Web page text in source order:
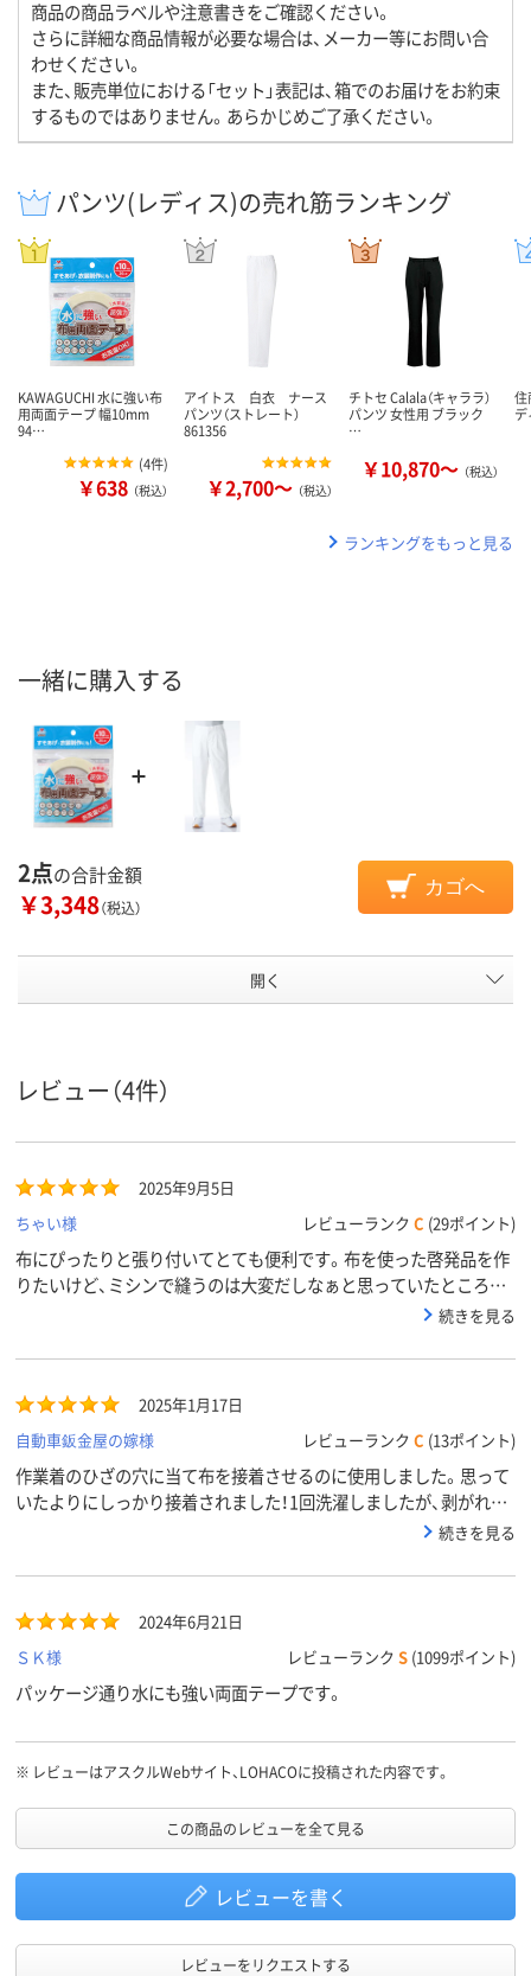
商品の商品ラベルや注意書きをご確認ください。
さらに詳細な商品情報が必要な場合は、メーカー等にお問い合
わせください。
また、販売単位における「セット」表記は、箱でのお届けをお約束
するものではありません。あらかじめご了承ください。
パンツ(レディス)の売れ筋ランキング
KAWAGUCHI 水に強い布
用両面テープ 幅10mm
94…
(4件)
￥638 （税込）
アイトス 白衣 ナース
パンツ（ストレート）
861356
￥2,700～ （税込）
チトセ Calala（キャララ）
パンツ 女性用 ブラック
…
￥10,870～ （税込）
住
ランキングをもっと見る
一緒に購入する
2点の合計金額
￥3,348（税込）
カゴへ
開く
レビュー（4件）
2025年9月5日
ちゃい様
レビューランク C (29ポイント)
布にぴったりと張り付いてとても便利です。布を使った啓発品を作
りたいけど、ミシンで縫うのは大変だしなぁと思っていたところこ
の商品を見つけました。まだ洗濯はしていませんが、思いっきり引
続きを見る
2025年1月17日
自動車鈑金屋の嫁様
レビューランク C (13ポイント)
作業着のひざの穴に当て布を接着させるのに使用しました。思って
いたよりにしっかり接着されました！1回洗濯しましたが、剥がれま
続きを見る
2024年6月21日
ＳＫ様
レビューランク S (1099ポイント)
パッケージ通り水にも強い両面テープです。
※ レビューはアスクルWebサイト、LOHACOに投稿された内容です。
この商品のレビューを全て見る
レビューを書く
レビューをリクエストする